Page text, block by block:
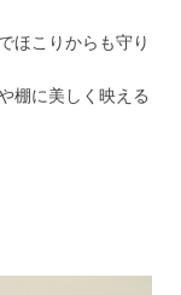
ほこりからも守り
棚に美しく映える